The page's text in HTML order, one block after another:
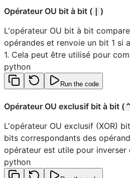
Opérateur OU bit à bit ( | )
L'opérateur OU bit à bit
opérandes et renvoie un bit 1 si
1. Cela peut être utilisé pour
python
Run the code
Opérateur OU exclusif bit à bit (^
L'opérateur OU exclusif (XOR)
bits correspondants des
opérateur est utile pour inverser
python